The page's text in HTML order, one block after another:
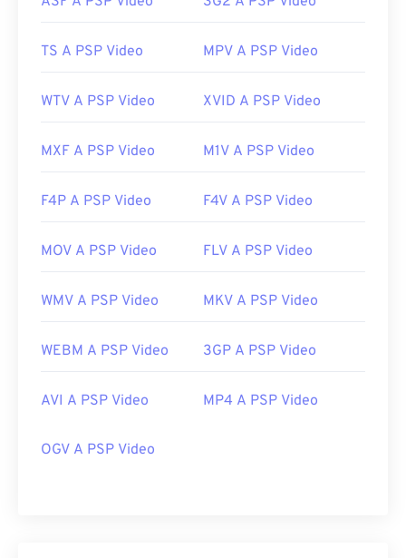
https://en.wikipedia.org/wiki/.m2ts
TS A PSP Video MPV A PSP Video
WTV A PSP Video XVID A PSP Video
MXF A PSP Video M1V A PSP Video
F4P A PSP Video F4V A PSP Video
MOV A PSP Video FLV A PSP Video
WMV A PSP Video MKV A PSP Video
WEBM A PSP Video 3GP A PSP Video
AVI A PSP Video MP4 A PSP Video
OGV A PSP Video